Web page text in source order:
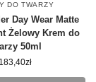
DO TWARZY
Day Wear Matte
Żelowy Krem do
50ml
183,40zł